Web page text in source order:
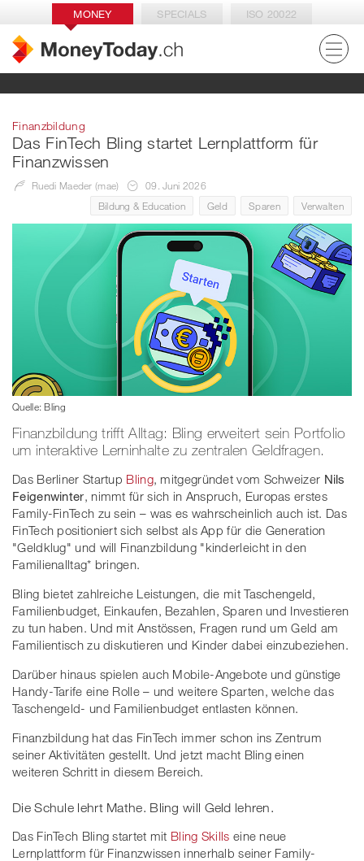
MONEY SPECIALS ISO 20022
Finanzbildung
Das FinTech Bling startet Lernplattform für
Finanzwissen
Ruedi Maeder (mae)
09. Juni 2026
Bildung & Education
Geld Sparen Verwalten
Quelle: Bling
Finanzbildung trifft Alltag: Bling erweitert sein Portfolio
um interaktive Lerninhalte zu zentralen Geldfragen.
Das Berliner Startup Bling, mitgegründet vom Schweizer Nils
Feigenwinter, nimmt für sich in Anspruch, Europas erstes
Family-FinTech zu sein – was es wahrscheinlich auch ist. Das
FinTech positioniert sich selbst als App für die Generation
"Geldklug" und will Finanzbildung "kinderleicht in den
Familienalltag* bringen.
Bling bietet zahlreiche Leistungen, die mit Taschengeld,
Familienbudget, Einkaufen, Bezahlen, Sparen und Investieren
zu tun haben. Und mit Anstössen, Fragen rund um Geld am
Familientisch zu diskutieren und Kinder dabei einzubeziehen.
Darüber hinaus spielen auch Mobile-Angebote und günstige
Handy-Tarife eine Rolle – und weitere Sparten, welche das
Taschengeld- und Familienbudget entlasten können.
Finanzbildung hat das FinTech immer schon ins Zentrum
seiner Aktivitäten gestellt. Und jetzt macht Bling einen
weiteren Schritt in diesem Bereich.
Die Schule lehrt Mathe. Bling will Geld lehren.
Das FinTech Bling startet mit Bling Skills eine neue
Lernplattform für Finanzwissen innerhalb seiner Family-